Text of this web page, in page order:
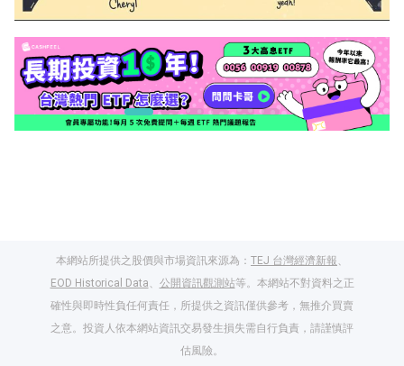
本網站所提供之股價與市場資訊來源為： TEJ 台灣經濟新報、
EOD Historical Data、 公開資訊觀測站等。本網站不對資料之正
確性與即時性負任何責任，所提供之資訊僅供參考，無推介買賣
之意。投資人依本網站資訊交易發生損失需自行負責，請謹慎評
估風險。